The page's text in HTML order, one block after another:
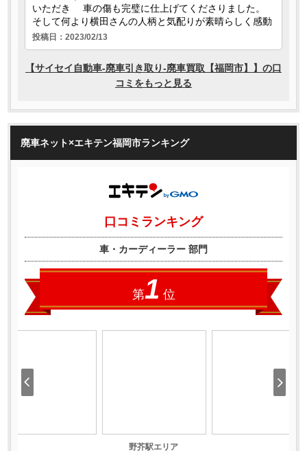
廃車ネット×エキテン福岡市ランキング